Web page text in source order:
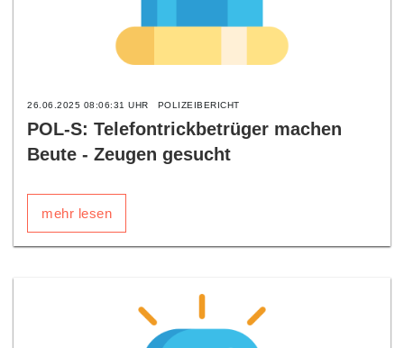
26.06.2025 08:06:31 UHR POLIZEIBERICHT
POL-S: Telefontrickbetrüger machen
Beute - Zeugen gesucht
mehr lesen